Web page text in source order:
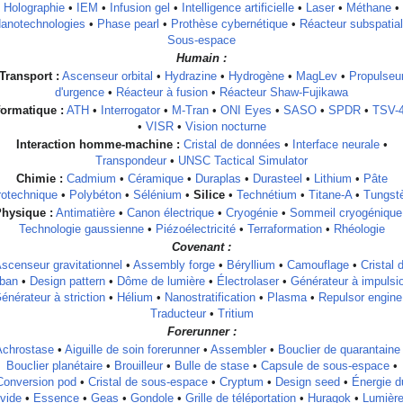
Holographie • IEM • Infusion gel • Intelligence artificielle • Laser • Méthane •
• Phase pearl • Prothèse cybernétique• Réacteur subspatial
Sous-espace
Humain :
Transport : Ascenseur orbital • Hydrazine• Hydrogène• MagLev•
d'urgence • Réacteur à fusion • Réacteur Shaw-Fujikawa
: ATH • Interrogator • M-Tran • ONI Eyes • SASO • SPDR • TSV-
• VISR• Vision nocturne
Interaction homme-machine : Cristal de données • Interface neurale•
Transpondeur • UNSC Tactical Simulator
Chimie : Cadmium • Céramique• Duraplas • Durasteel • Lithium • Pâte
• Polybéton • Sélénium • Silice • Technétium • Titane-A •
: Antimatière• Canon électrique• Cryogénie• Sommeil cryogénique
Technologie gaussienne• Piézoélectricité• Terraformation• Rhéologie
Covenant :
gravitationnel • Assembly forge• Béryllium • Camouflage• Cristal
• Design pattern• Dôme de lumière• Électrolaser• Générateur à
à striction • Hélium • Nanostratification • Plasma • Repulsor engine
Traducteur• Tritium
Forerunner :
• Aiguille de soin forerunner • Assembler • Bouclier de quarantaine
Bouclier planétaire• Brouilleur• Bulle de stase• Capsule de sous-espace•
pod • Cristal de sous-espace • Cryptum • Design seed • Énergie
vide• Essence• Geas • Gondole• Grille de téléportation• Huragok •
Lumière